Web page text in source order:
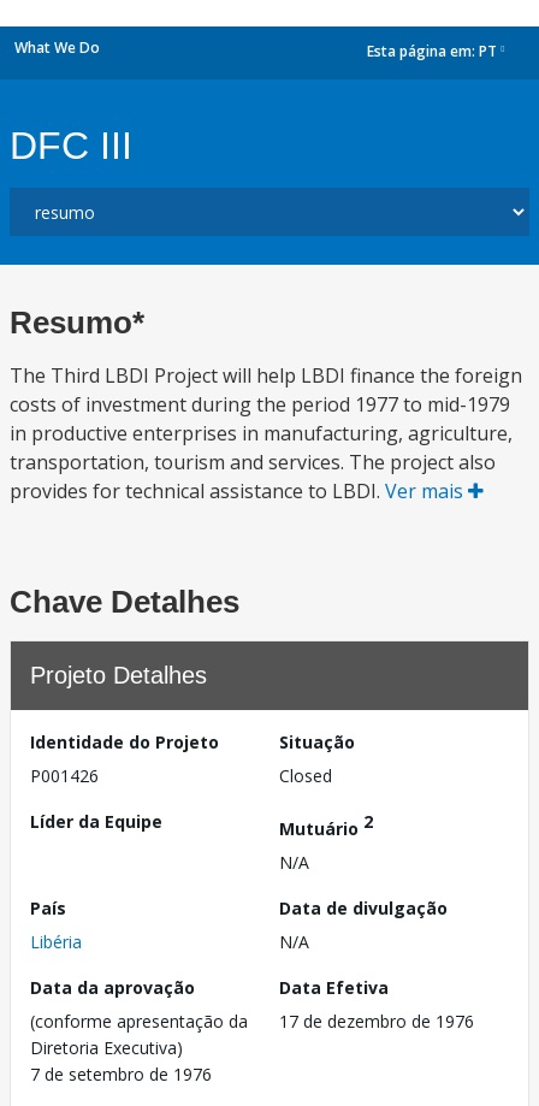
What We Do Esta página em: PT
DFC III
Resumo*
The Third LBDI Project will help LBDI finance the foreign
costs of investment during the period 1977 to mid-1979
in productive enterprises in manufacturing, agriculture,
transportation, tourism and services. The project also
provides for technical assistance to LBDI. Ver mais
Chave Detalhes
Projeto Detalhes
Identidade do Projeto
P001426
Situação
Closed
Líder da Equipe
Mutuário 2
N/A
País
Libéria
Data de divulgação
N/A
Data da aprovação
(conforme apresentação da
Diretoria Executiva)
7 de setembro de 1976
Data Efetiva
17 de dezembro de 1976